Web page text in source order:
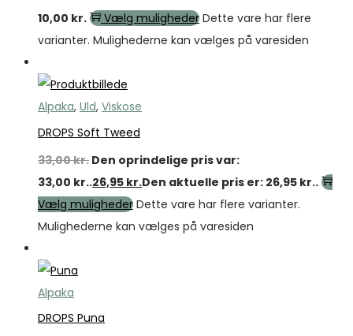
10,00 kr. Vælg muligheder Dette vare har flere
varianter. Mulighederne kan vælges på varesiden
Alpaka, Uld, Viskose
DROPS Soft Tweed
33,00kr. Den oprindelige pris var:
33,00 kr..26,95 kr.Den aktuelle pris er: 26,95 kr..
Vælg muligheder Dette vare har flere varianter.
Mulighederne kan vælges på varesiden
Alpaka
DROPS Puna